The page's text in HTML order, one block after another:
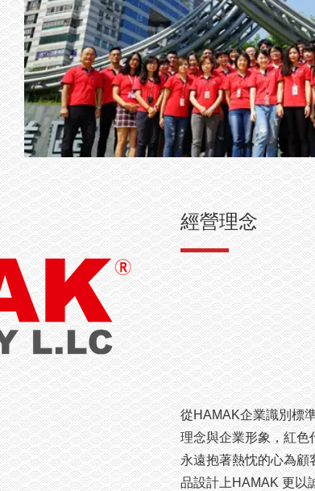
經營理念
從HAMAK企業識別標
理念與企業形象，紅色
永遠抱著熱忱的心為
品設計上HAMAK 更以